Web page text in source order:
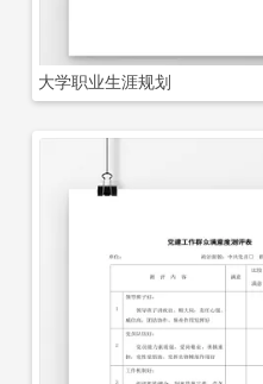
大学职业生涯规划